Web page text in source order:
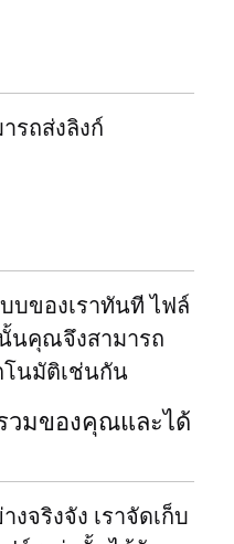
รถส่งลิงก์
บของเราทันที ไฟล์
นั้นคุณจึงสามารถ
โนมัติเช่นกัน
วมของคุณและได้
จริงจัง เราจัดเก็บ